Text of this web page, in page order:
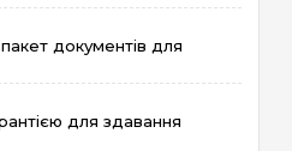
документів для
для здавання